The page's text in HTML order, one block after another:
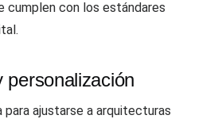
cumplen con los estándares
personalización
ajustarse a arquitecturas